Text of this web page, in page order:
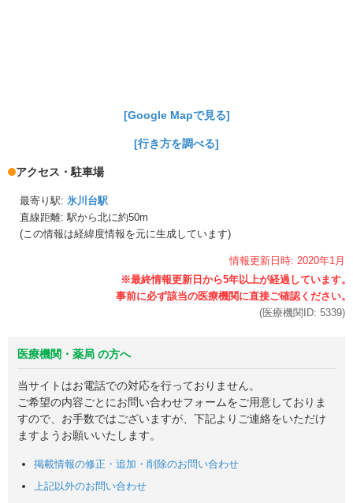
[Google Mapで見る]
[行き方を調べる]
アクセス・駐車場
最寄り駅: 氷川台駅
直線距離: 駅から北に約50m
(この情報は経緯度情報を元に生成しています)
情報更新日時: 2020年1月
(医療機関ID: 5339)
医療機関・薬局 の方へ
当サイトはお電話での対応を行っておりません。
ご希望の内容ごとにお問い合わせフォームをご用意しておりま
すので、お手数ではございますが、下記よりご連絡をいただけ
ますようお願いいたします。
掲載情報の修正・追加・削除のお問い合わせ
上記以外のお問い合わせ